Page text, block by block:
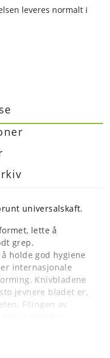
universalskaft.
lette å
grep.
holde god hygiene
internasjonale
Knivbladene
jevnere bladet er,
Filingen av
i TPE-plast.
leveres normalt i